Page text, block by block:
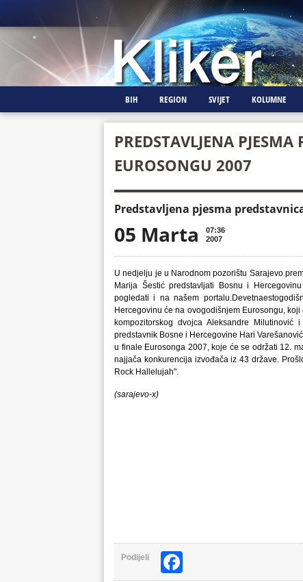
BIH REGION SVIJET KOLUMNE
PREDSTAVLJENA
EUROSONGU 2007
Predstavljena pjesma
05 Marta
07:36
2007
U nedjelju je u Narodnom pozorištu Sarajevo
Marija Šestić predstavljati Bosnu i
pogledati i na našem portalu.
Hercegovinu će na ovogodišnjem Eurosongu,
kompozitorskog dvojca Aleksandre
predstavnik Bosne i Hercegovine Hari
u finale Eurosonga 2007, koje će se održati 12.
najjača konkurencija izvođača iz 43 države.
Rock Hallelujah".
(sarajevo-x)
Podijeli